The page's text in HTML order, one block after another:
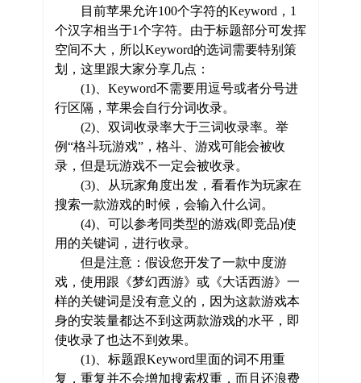
目前苹果允许100个字符的Keyword，1
个汉字相当于1个字符。由于标题部分可发挥
空间不大，所以Keyword的选词需要特别策
划，这里跟大家分享几点：
(1)、Keyword不需要用逗号或者分号进
行区隔，苹果会自行分词收录。
(2)、双词收录率大于三词收录率。举
例“格斗玩游戏”，格斗、游戏可能会被收
录，但是玩游戏不一定会被收录。
(3)、从玩家角度出发，看看作为玩家在
搜索一款游戏的时候，会输入什么词。
(4)、可以参考同类型的游戏(即竞品)使
用的关键词，进行收录。
但是注意：假设您开发了一款中度游
戏，使用跟《梦幻西游》或《大话西游》一
样的关键词是没有意义的，因为这款游戏本
身的安装量都达不到这两款游戏的水平，即
使收录了也达不到效果。
(1)、标题跟Keyword里面的词不用重
复，重复并不会增加搜索权重，而且还浪费